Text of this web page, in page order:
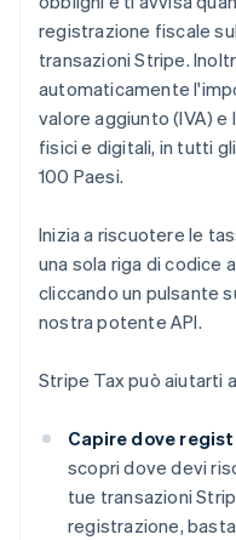
registrazione fiscale
transazioni Stripe.
automaticamente
valore aggiunto (IVA)
fisici e digitali, in tutti
100 Paesi.
Inizia a riscuotere le
una sola riga di codice
cliccando un pulsante
nostra potente API.
Stripe Tax può aiutarti
Capire dove
scopri dove devi
tue transazioni
registrazione,